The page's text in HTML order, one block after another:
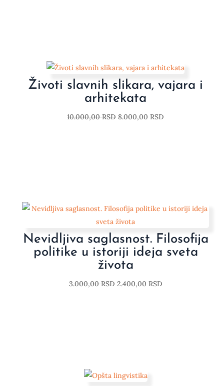
Životi slavnih slikara, vajara i
arhitekata
10.000,00RSD 8.000,00 RSD
Nevidljiva saglasnost. Filosofija
politike u istoriji ideja sveta
života
3.000,00RSD 2.400,00 RSD